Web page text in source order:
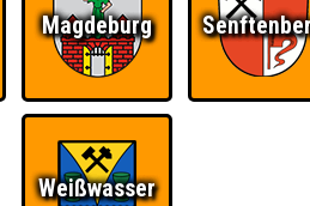
Magdeburg
Weißwasser